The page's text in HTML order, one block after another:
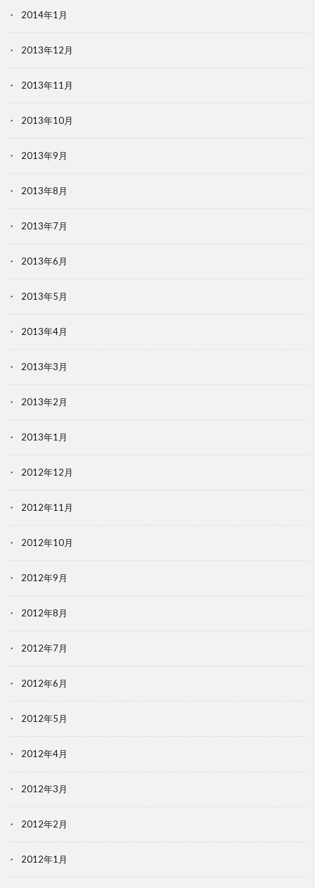
2014年1月
2013年12月
2013年11月
2013年10月
2013年9月
2013年8月
2013年7月
2013年6月
2013年5月
2013年4月
2013年3月
2013年2月
2013年1月
2012年12月
2012年11月
2012年10月
2012年9月
2012年8月
2012年7月
2012年6月
2012年5月
2012年4月
2012年3月
2012年2月
2012年1月